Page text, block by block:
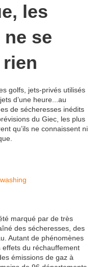
les
se
golfs, jets-privés utilisés
d’une heure...au
de sécheresses inédits
du Giec, les plus
qu’ils ne connaissent ni
marqué par de très
des sécheresses, des
Autant de phénomènes
du réchauffement
émissions de gaz à